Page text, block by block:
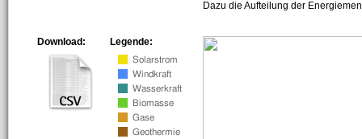
Dazu die Aufteilung der
Legende:
Download: